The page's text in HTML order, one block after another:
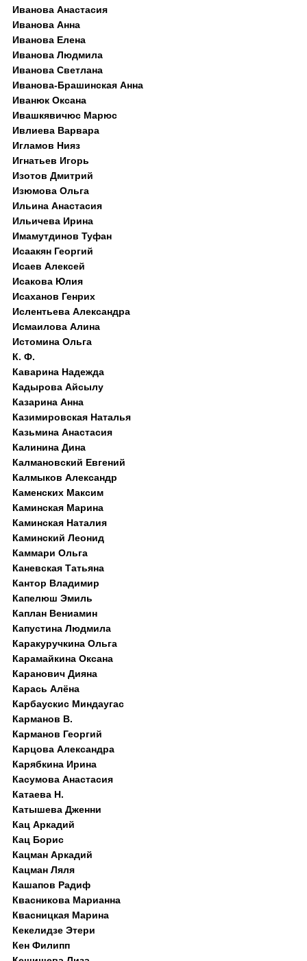
Иванова Анастасия
Иванова Анна
Иванова Елена
Иванова Людмила
Иванова Светлана
Иванова-Брашинская Анна
Иванюк Оксана
Ивашкявичюс Марюс
Ивлиева Варвара
Игламов Нияз
Игнатьев Игорь
Изотов Дмитрий
Изюмова Ольга
Ильина Анастасия
Ильичева Ирина
Имамутдинов Туфан
Исаакян Георгий
Исаев Алексей
Исакова Юлия
Исаханов Генрих
Ислентьева Александра
Исмаилова Алина
Истомина Ольга
К. Ф.
Каварина Надежда
Кадырова Айсылу
Казарина Анна
Казимировская Наталья
Казьмина Анастасия
Калинина Дина
Калмановский Евгений
Калмыков Александр
Каменских Максим
Каминская Марина
Каминская Наталия
Каминский Леонид
Каммари Ольга
Каневская Татьяна
Кантор Владимир
Капелюш Эмиль
Каплан Вениамин
Капустина Людмила
Каракуручкина Ольга
Карамайкина Оксана
Каранович Дияна
Карась Алёна
Карбаускис Миндаугас
Карманов В.
Карманов Георгий
Карцова Александра
Карябкина Ирина
Касумова Анастасия
Катаева Н.
Катышева Дженни
Кац Аркадий
Кац Борис
Кацман Аркадий
Кацман Ляля
Кашапов Радиф
Квасникова Марианна
Квасницкая Марина
Кекелидзе Этери
Кен Филипп